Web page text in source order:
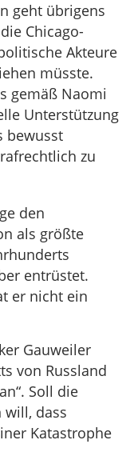
geht übrigens
Chicago-
Akteure
müsste.
gemäß Naomi
Unterstützung
bewusst
zu
den
als größte
entrüstet.
er nicht ein
Gauweiler
von Russland
Soll die
will, dass
Katastrophe